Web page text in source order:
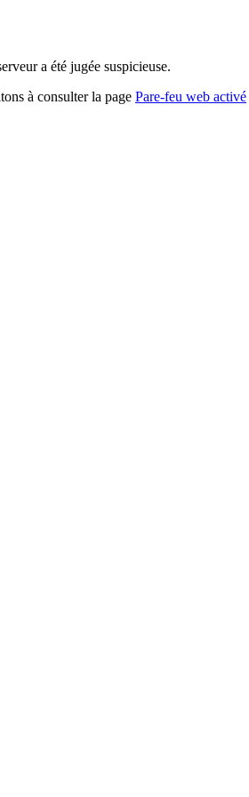
a été jugée suspicieuse.
à consulter la page Pare-feu web activé